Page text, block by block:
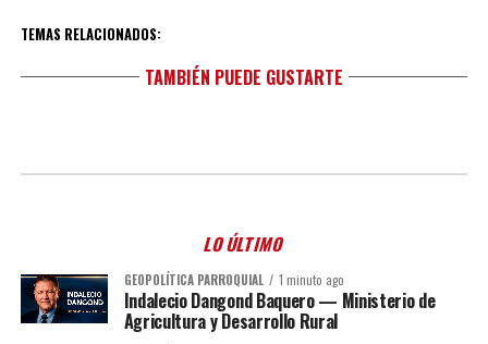
TEMAS RELACIONADOS:
TAMBIÉN PUEDE GUSTARTE
LO ÚLTIMO
GEOPOLÍTICA PARROQUIAL 1 minuto ago
Indalecio Dangond Baquero — Ministerio de
Agricultura y Desarrollo Rural